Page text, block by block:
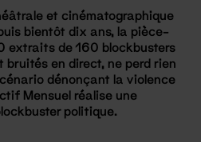
et cinématographique
bientôt dix ans, la pièce-
extraits de 160 blockbusters
bruités en direct, ne perd rien
dénonçant la violence
Mensuel réalise une
politique.